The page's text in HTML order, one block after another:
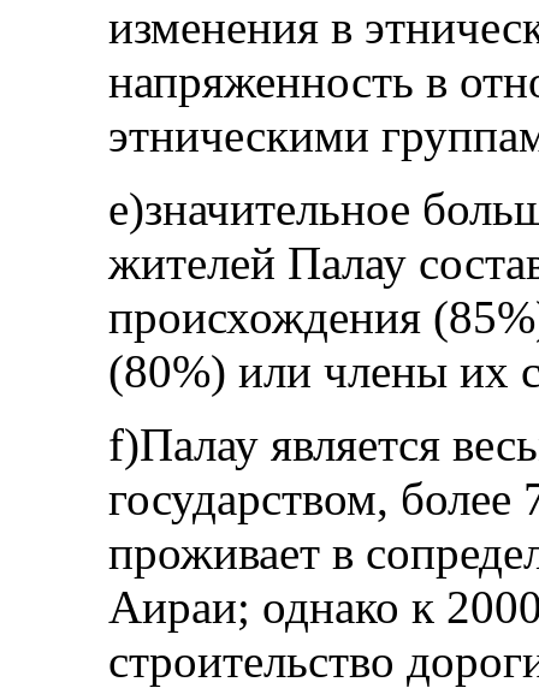
изменения в
напряженность в
этническими
e)значительное
жителей Палау
происхождения
(80%) или члены их
f)Палау является
государством, более
проживает в
Аираи; однако к
строительство